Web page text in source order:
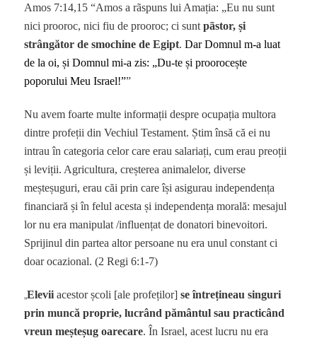
Amos 7:14,15 “Amos a rãspuns lui Amația: „Eu nu sunt
nici prooroc, nici fiu de prooroc; ci suntpãstor, și
strângător de smochine de Egipt. Dar Domnul m-a luat
de la oi, și Domnul mi-a zis: „Du-te și proorocește
poporului Meu Israel!””
Nu avem foarte multe informații despre ocupația multora
dintre profeții din Vechiul Testament. Știm însă că ei nu
intrau în categoria celor care erau salariați, cum erau preoții
și leviții. Agricultura, creșterea animalelor, diverse
meșteșuguri, erau căi prin care își asigurau independența
financiară și în felul acesta și independența morală: mesajul
lor nu era manipulat /influențat de donatori binevoitori.
Sprijinul din partea altor persoane nu era unul constant ci
doar ocazional. (2 Regi 6:1-7)
„Elevii acestor școli [ale profeților]se întrețineau singuri
prin muncă proprie, lucrând pământul sau practicând
vreun meșteșug oarecare. În Israel, acest lucru nu era